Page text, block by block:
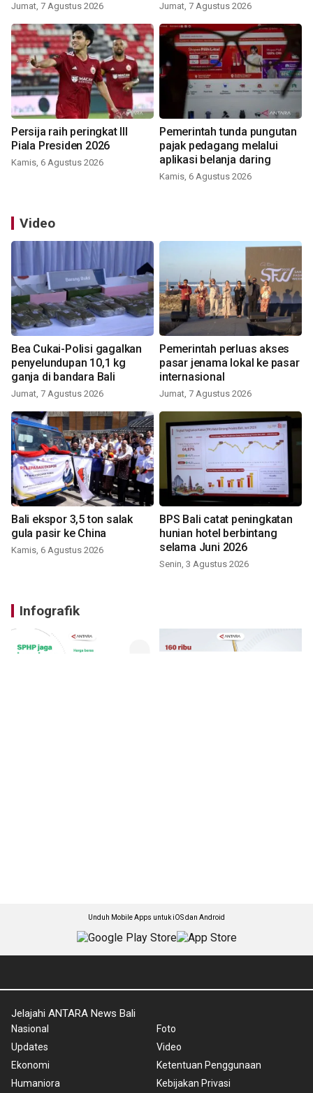
Jumat, 7 Agustus 2026 Jumat, 7 Agustus 2026
Persija raih peringkat III
Piala Presiden 2026
Kamis, 6 Agustus 2026
Pemerintah tunda pungutan
pajak pedagang melalui
aplikasi belanja daring
Kamis, 6 Agustus 2026
Video
Bea Cukai-Polisi gagalkan
penyelundupan 10,1 kg
ganja di bandara Bali
Jumat, 7 Agustus 2026
Pemerintah perluas akses
pasar jenama lokal ke pasar
internasional
Jumat, 7 Agustus 2026
Bali ekspor 3,5 ton salak
gula pasir ke China
Kamis, 6 Agustus 2026
BPS Bali catat peningkatan
hunian hotel berbintang
selama Juni 2026
Senin, 3 Agustus 2026
Infografik
Unduh Mobile Apps untuk iOS dan Android
Jelajahi ANTARA News Bali
Nasional
Updates
Ekonomi
Humaniora
Foto
Video
Ketentuan Penggunaan
Kebijakan Privasi